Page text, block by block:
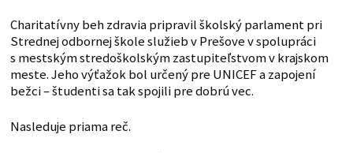
Charitatívny beh zdravia pripravil školský parlament pri
Strednej odbornej škole služieb v Prešove v spolupráci
s mestským stredoškolským zastupiteľstvom v krajskom
meste. Jeho výťažok bol určený pre UNICEF a zapojení
bežci – študenti sa tak spojili pre dobrú vec.
Nasleduje priama reč.